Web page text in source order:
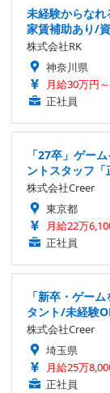
未経験からなれ
家賃補助あり/
株式会社RK
神奈川県
月給30万円
正社員
「27卒」ゲー
ントスタッフ
株式会社Creer
東京都
月給22万
正社員
「新卒・ゲー
タント/未経験
株式会社Creer
埼玉県
月給25万
正社員